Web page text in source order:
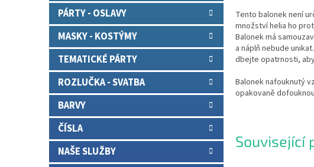
PÁRTY - OSLAVY
MASKY - KOSTÝMY
TEMATICKÉ PÁRTY
ROZLUČKA - SVATBA
BARVY
ČÍSLA
NAŠE SLUŽBY
Související
Tento balonek není
množství helia ho
Balonek má
a náplň nebude
dbejte opatrnosti,
Balonek nafouknutý
opakovaně